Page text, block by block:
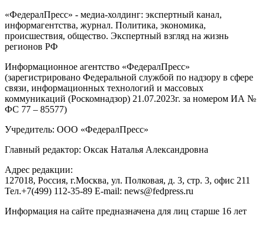
«ФедералПресс» - медиа-холдинг: экспертный канал,
информагентства, журнал. Политика, экономика,
происшествия, общество. Экспертный взгляд на жизнь
регионов РФ
Информационное агентство «ФедералПресс»
(зарегистрировано Федеральной службой по надзору в сфере
связи, информационных технологий и массовых
коммуникаций (Роскомнадзор) 21.07.2023г. за номером ИА №
ФС 77 – 85577)
Учредитель: ООО «ФедералПресс»
Главный редактор: Оксак Наталья Александровна
Адрес редакции:
127018, Россия, г.Москва, ул. Полковая, д. 3, стр. 3, офис 211
Тел.+7(499) 112-35-89 E-mail: news@fedpress.ru
Информация на сайте предназначена для лиц старше 16 лет